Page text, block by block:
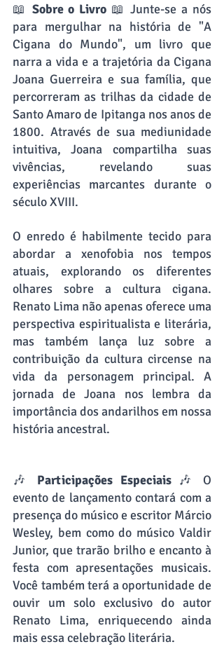
📖 Sobre o Livro 📖 Junte-se a nós
para mergulhar na história de "A
Cigana do Mundo", um livro que
narra a vida e a trajetória da Cigana
Joana Guerreira e sua família, que
percorreram as trilhas da cidade de
Santo Amaro de Ipitanga nos anos de
1800. Através de sua mediunidade
intuitiva, Joana compartilha suas
vivências, revelando suas
experiências marcantes durante o
século XVIII.
O enredo é habilmente tecido para
abordar a xenofobia nos tempos
atuais, explorando os diferentes
olhares sobre a cultura cigana.
Renato Lima não apenas oferece uma
perspectiva espiritualista e literária,
mas também lança luz sobre a
contribuição da cultura circense na
vida da personagem principal. A
jornada de Joana nos lembra da
importância dos andarilhos em nossa
história ancestral.
🎶 Participações Especiais 🎶 O
evento de lançamento contará com a
presença do músico e escritor Márcio
Wesley, bem como do músico Valdir
Junior, que trarão brilho e encanto à
festa com apresentações musicais.
Você também terá a oportunidade de
ouvir um solo exclusivo do autor
Renato Lima, enriquecendo ainda
mais essa celebração literária.